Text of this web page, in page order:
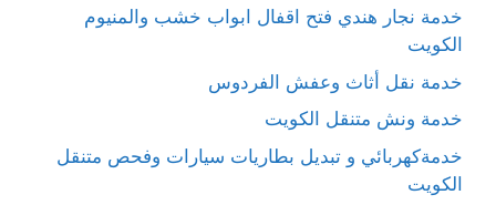
خدمة نجار هندي فتح اقفال ابواب خشب والمنيوم
الكويت
خدمة نقل أثاث وعفش الفردوس
خدمة ونش متنقل الكويت
خدمةكهربائي و تبديل بطاريات سيارات وفحص متنقل
الكويت